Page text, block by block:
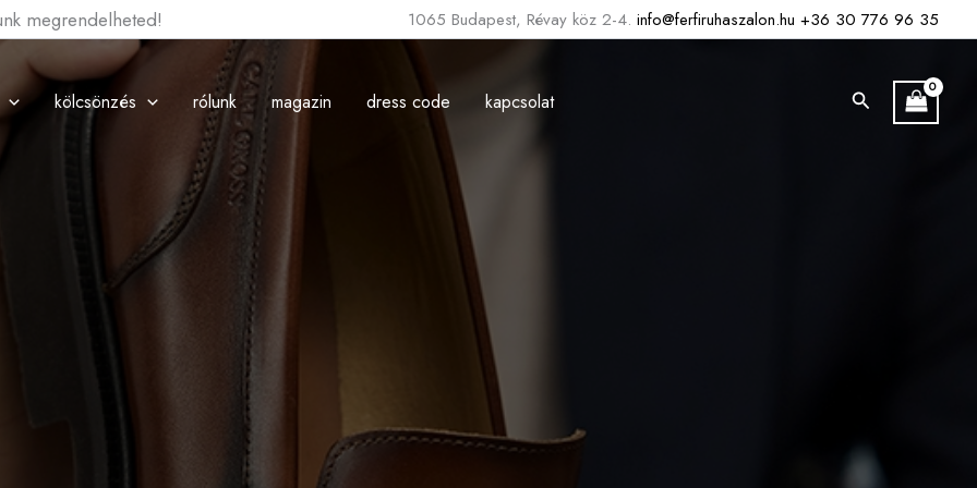
megrendelheted! 1065 Budapest, Révay köz 2-4. info@ferfiruhaszalon.hu +36 30 776 96 35
kölcsönzés rólunk magazin dress code kapcsolat Search